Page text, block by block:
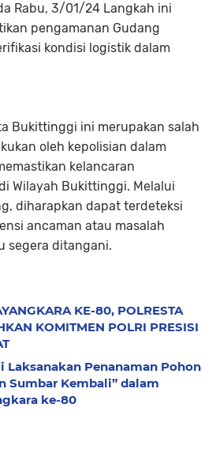
Rabu, 3/01/24 Langkah ini
pengamanan Gudang
kondisi logistik dalam
Bukittinggi ini merupakan salah
oleh kepolisian dalam
kelancaran
Wilayah Bukittinggi. Melalui
diharapkan dapat terdeteksi
ancaman atau masalah
segera ditangani.
KE-80, POLRESTA
KOMITMEN POLRI PRESISI
Penanaman Pohon
Sumbar Kembali” dalam
ke-80